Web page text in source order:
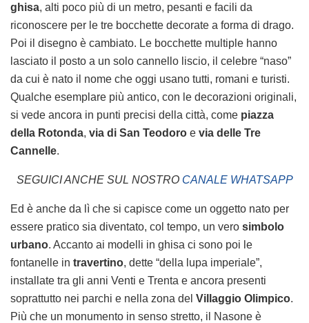
ghisa, alti poco più di un metro, pesanti e facili da
riconoscere per le tre bocchette decorate a forma di drago.
Poi il disegno è cambiato. Le bocchette multiple hanno
lasciato il posto a un solo cannello liscio, il celebre “naso”
da cui è nato il nome che oggi usano tutti, romani e turisti.
Qualche esemplare più antico, con le decorazioni originali,
si vede ancora in punti precisi della città, come piazza
della Rotonda, via di San Teodoro e via delle Tre
Cannelle.
SEGUICI ANCHE SUL NOSTRO CANALE WHATSAPP
Ed è anche da lì che si capisce come un oggetto nato per
essere pratico sia diventato, col tempo, un vero simbolo
urbano. Accanto ai modelli in ghisa ci sono poi le
fontanelle in travertino, dette “della lupa imperiale”,
installate tra gli anni Venti e Trenta e ancora presenti
soprattutto nei parchi e nella zona del Villaggio Olimpico.
Più che un monumento in senso stretto, il Nasone è